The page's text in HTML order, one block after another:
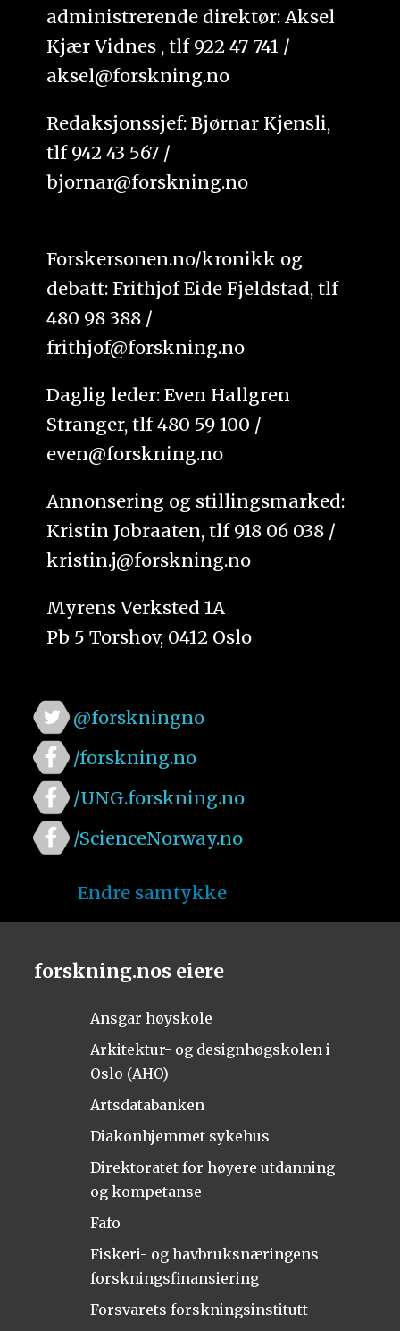
administrerende direktør: Aksel
Kjær Vidnes , tlf 922 47 741 /
aksel@forskning.no
Redaksjonssjef: Bjørnar Kjensli,
tlf 942 43 567 /
bjornar@forskning.no
Forskersonen.no/kronikk og
debatt: Frithjof Eide Fjeldstad, tlf
480 98 388 /
frithjof@forskning.no
Daglig leder: Even Hallgren
Stranger, tlf 480 59 100 /
even@forskning.no
Annonsering og stillingsmarked:
Kristin Jobraaten, tlf 918 06 038 /
kristin.j@forskning.no
Myrens Verksted 1A
Pb 5 Torshov, 0412 Oslo
@forskningno
/forskning.no
/UNG.forskning.no
/ScienceNorway.no
Endre samtykke
forskning.nos eiere
Ansgar høyskole
Arkitektur- og designhøgskolen i
Oslo (AHO)
Artsdatabanken
Diakonhjemmet sykehus
Direktoratet for høyere utdanning
og kompetanse
Fafo
Fiskeri- og havbruksnæringens
forskningsfinansiering
Forsvarets forskningsinstitutt